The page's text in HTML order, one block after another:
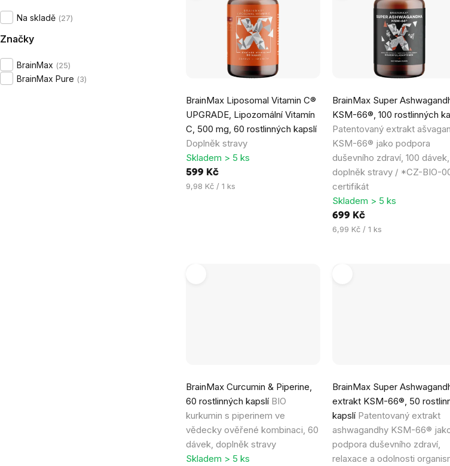
Na skladě 27
Značky
BrainMax 25
BrainMax Pure 3
produktů
BrainMax Liposomal Vitamin C®
UPGRADE, Lipozomální Vitamín
C, 500 mg, 60 rostlinných kapslí
Doplněk stravy
Skladem > 5 ks
599 Kč
Měrná
9,98 Kč / 1 ks
BrainMax Super
KSM-66®, 100 rostlinných
Patentovaný extrakt
KSM-66® jako podpora
duševního zdraví, 100 dávek,
doplněk stravy / *CZ-BIO-
certifikát
Skladem > 5 ks
699 Kč
Měrná
6,99 Kč / 1 ks
BrainMax Curcumin & Piperine,
60 rostlinných kapslí BIO
kurkumin s piperinem ve
vědecky ověřené kombinaci, 60
dávek, doplněk stravy
Skladem > 5 ks
BrainMax Super
extrakt KSM-66®, 50
kapslí Patentovaný extrakt
ashwagandhy KSM-66®
podpora duševního zdraví,
relaxace a odolnosti